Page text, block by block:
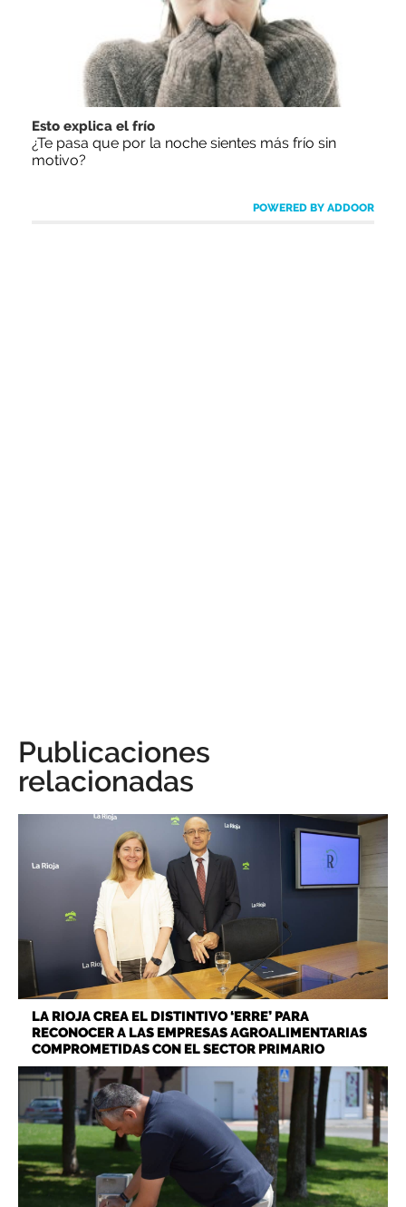
Esto explica el frío
¿Te pasa que por la noche sientes más frío sin
motivo?
POWERED BY ADDOOR
Publicaciones
relacionadas
LA RIOJA CREA EL DISTINTIVO ‘ERRE’ PARA
RECONOCER A LAS EMPRESAS AGROALIMENTARIAS
COMPROMETIDAS CON EL SECTOR PRIMARIO